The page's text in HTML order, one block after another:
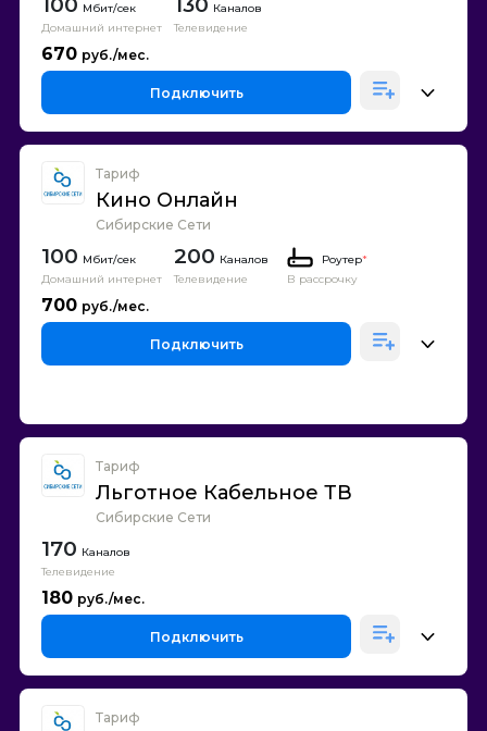
Домашний интернет
Каналов
Телевидение
670
Подключить
Тариф
Кино Онлайн
Сибирские Сети
100
Домашний интернет
200 Каналов
Телевидение
Роутер*
В рассрочку
700
Подключить
Тариф
Льготное Кабельное ТВ
Сибирские Сети
170 Каналов
Телевидение
180
Подключить
Тариф